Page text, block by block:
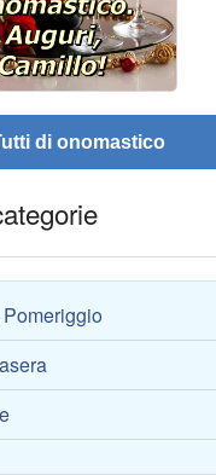
di onomastico